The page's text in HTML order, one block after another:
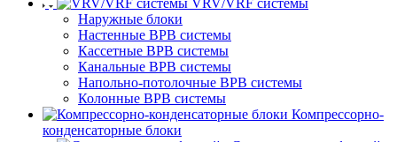
VRV/VRF системы
Наружные блоки
Настенные ВРВ системы
Кассетные ВРВ системы
Канальные ВРВ системы
Напольно-потолочные ВРВ системы
Колонные ВРВ системы
Компрессорно-
конденсаторные блоки